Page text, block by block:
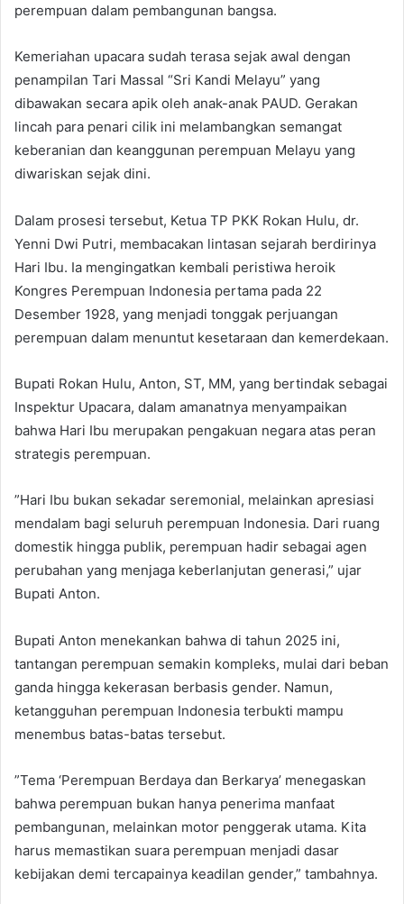
perempuan dalam pembangunan bangsa.
​Kemeriahan upacara sudah terasa sejak awal dengan
penampilan Tari Massal “Sri Kandi Melayu” yang
dibawakan secara apik oleh anak-anak PAUD. Gerakan
lincah para penari cilik ini melambangkan semangat
keberanian dan keanggunan perempuan Melayu yang
diwariskan sejak dini.
​Dalam prosesi tersebut, Ketua TP PKK Rokan Hulu, dr.
Yenni Dwi Putri, membacakan lintasan sejarah berdirinya
Hari Ibu. Ia mengingatkan kembali peristiwa heroik
Kongres Perempuan Indonesia pertama pada 22
Desember 1928, yang menjadi tonggak perjuangan
perempuan dalam menuntut kesetaraan dan kemerdekaan.
​Bupati Rokan Hulu, Anton, ST, MM, yang bertindak sebagai
Inspektur Upacara, dalam amanatnya menyampaikan
bahwa Hari Ibu merupakan pengakuan negara atas peran
strategis perempuan.
​”Hari Ibu bukan sekadar seremonial, melainkan apresiasi
mendalam bagi seluruh perempuan Indonesia. Dari ruang
domestik hingga publik, perempuan hadir sebagai agen
perubahan yang menjaga keberlanjutan generasi,” ujar
Bupati Anton.
​Bupati Anton menekankan bahwa di tahun 2025 ini,
tantangan perempuan semakin kompleks, mulai dari beban
ganda hingga kekerasan berbasis gender. Namun,
ketangguhan perempuan Indonesia terbukti mampu
menembus batas-batas tersebut.
​”Tema ‘Perempuan Berdaya dan Berkarya’ menegaskan
bahwa perempuan bukan hanya penerima manfaat
pembangunan, melainkan motor penggerak utama. Kita
harus memastikan suara perempuan menjadi dasar
kebijakan demi tercapainya keadilan gender,” tambahnya.